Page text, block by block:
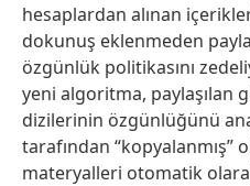
hesaplardan alınan
dokunuş eklenmeden
özgünlük politikasını
yeni algoritma, paylaşılan
dizilerinin özgünlüğünü
tarafından “kopyalanmış”
materyalleri otomatik